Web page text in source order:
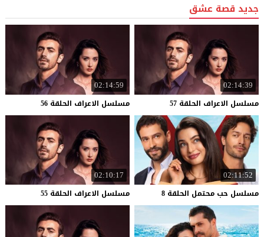
جديد قصة عشق
02:14:39
مسلسل الاعراف الحلقة 57
02:14:59
مسلسل الاعراف الحلقة 56
02:11:52
مسلسل حب محتمل الحلقة 8
02:10:17
مسلسل الاعراف الحلقة 55